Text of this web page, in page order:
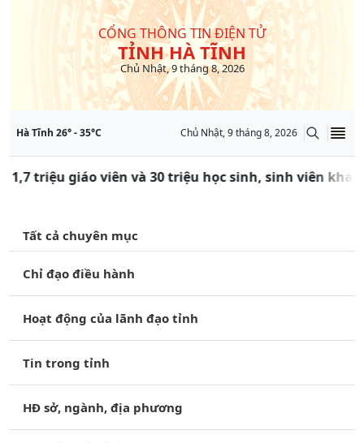
CỔNG THÔNG TIN ĐIỆN TỬ
TỈNH HÀ TĨNH
Chủ Nhật, 9 tháng 8, 2026
Hà Tĩnh 26° -35°C Chủ Nhật, 9 tháng 8, 2026
1,7 triệu giáo viên và 30 triệu học sinh, sinh viên khai
Tất cả chuyên mục
Chỉ đạo điều hành
Hoạt động của lãnh đạo tỉnh
Tin trong tỉnh
HĐ sở, ngành, địa phương